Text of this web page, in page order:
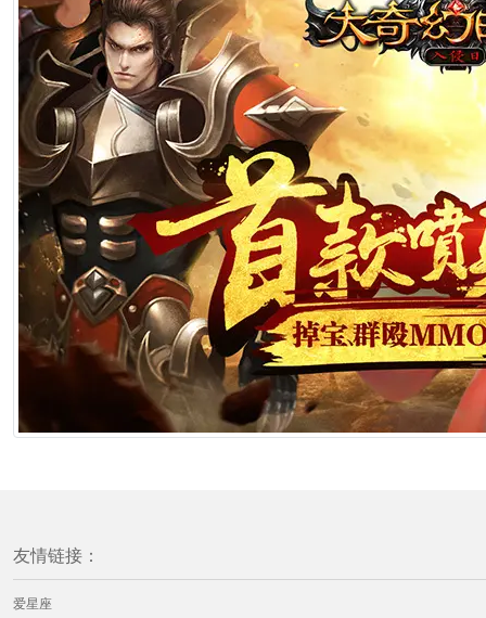
友情链接：
爱星座